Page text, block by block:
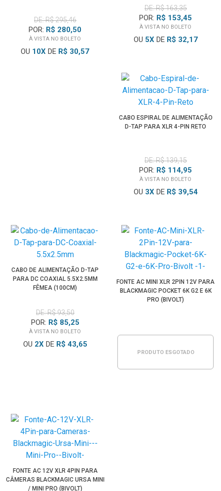
DE: R$ 295,46
POR: R$ 280,50
À VISTA NO BOLETO
OU 10X DE R$ 30,57
DE: R$ 163,35
POR: R$ 153,45
À VISTA NO BOLETO
OU 5XDE R$ 32,17
CABO ESPIRAL DE ALIMENTAÇÃO
D-TAP PARA XLR 4-PIN RETO
DE: R$ 139,15
POR: R$ 114,95
À VISTA NO BOLETO
OU 3XDE R$ 39,54
CABO DE ALIMENTAÇÃO D-TAP
PARA DC COAXIAL 5.5X2.5MM
FÊMEA (100CM)
DE: R$ 93,50
POR: R$ 85,25
À VISTA NO BOLETO
OU 2XDE R$ 43,65
FONTE AC MINI XLR 2PIN 12V PARA
BLACKMAGIC POCKET 6K G2 E 6K
PRO (BIVOLT)
PRODUTO ESGOTADO
FONTE AC 12V XLR 4PIN PARA
CÂMERAS BLACKMAGIC URSA MINI
/ MINI PRO (BIVOLT)